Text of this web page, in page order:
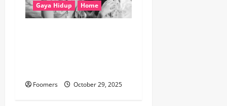
Gaya Hidup Home
Foomers October 29, 2025